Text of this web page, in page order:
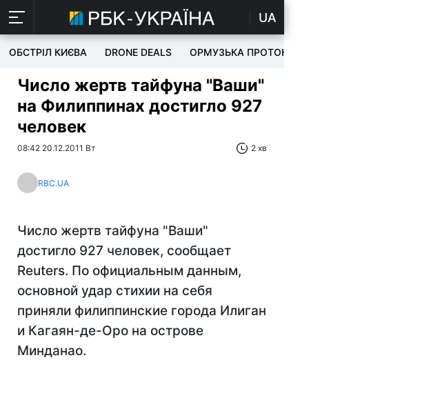
UA
ОБСТРІЛ КИЄВА DRONE DEALS ОРМУЗЬКА ПРОТОКА
Число жертв тайфуна "Ваши"
на Филиппинах достигло 927
человек
08:42 20.12.2011 Вт 2 хв
RBC.UA
Число жертв тайфуна "Ваши"
достигло 927 человек, сообщает
Reuters. По официальным данным,
основной удар стихии на себя
приняли филиппинские города Илиган
и Кагаян-де-Оро на острове
Минданао.